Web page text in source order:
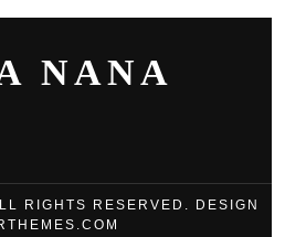
NANA
RIGHTS RESERVED. DESIGN